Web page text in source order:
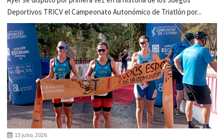
Deportivos TRICV el Campeonato Autonómico de Triatlón por...
13 julio, 2026